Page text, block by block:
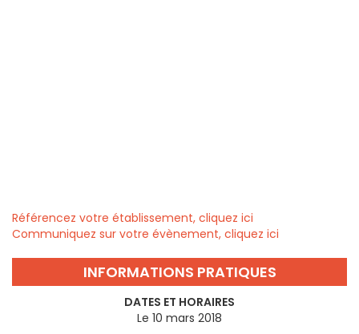
Référencez votre établissement, cliquez ici
Communiquez sur votre évènement, cliquez ici
INFORMATIONS PRATIQUES
DATES ET HORAIRES
Le 10 mars 2018